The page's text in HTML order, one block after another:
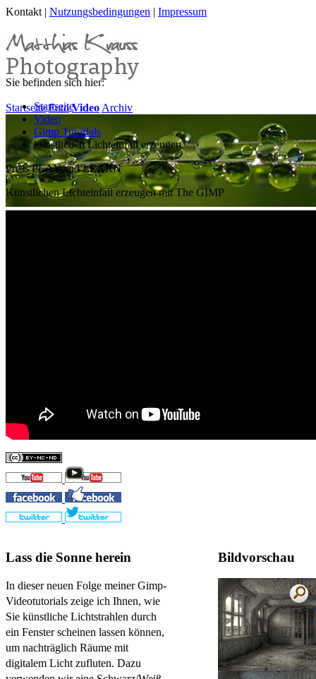
Kontakt | Nutzungsbedingungen | Impressum
Startseite Foto Video Archiv
Sie befinden sich hier:
Startseite
Video
Gimp Tutorials
künstlichen Lichteinfall erzeugen
Press PLAY and LEARN
Künstlichen Lichteinfall erzeugen mit The GIMP
Lass die Sonne herein
In dieser neuen Folge meiner Gimp-
Videotutorials zeige ich Ihnen, wie
Sie künstliche Lichtstrahlen durch
ein Fenster scheinen lassen können,
um nachträglich Räume mit
digitalem Licht zufluten. Dazu
Bildvorschau